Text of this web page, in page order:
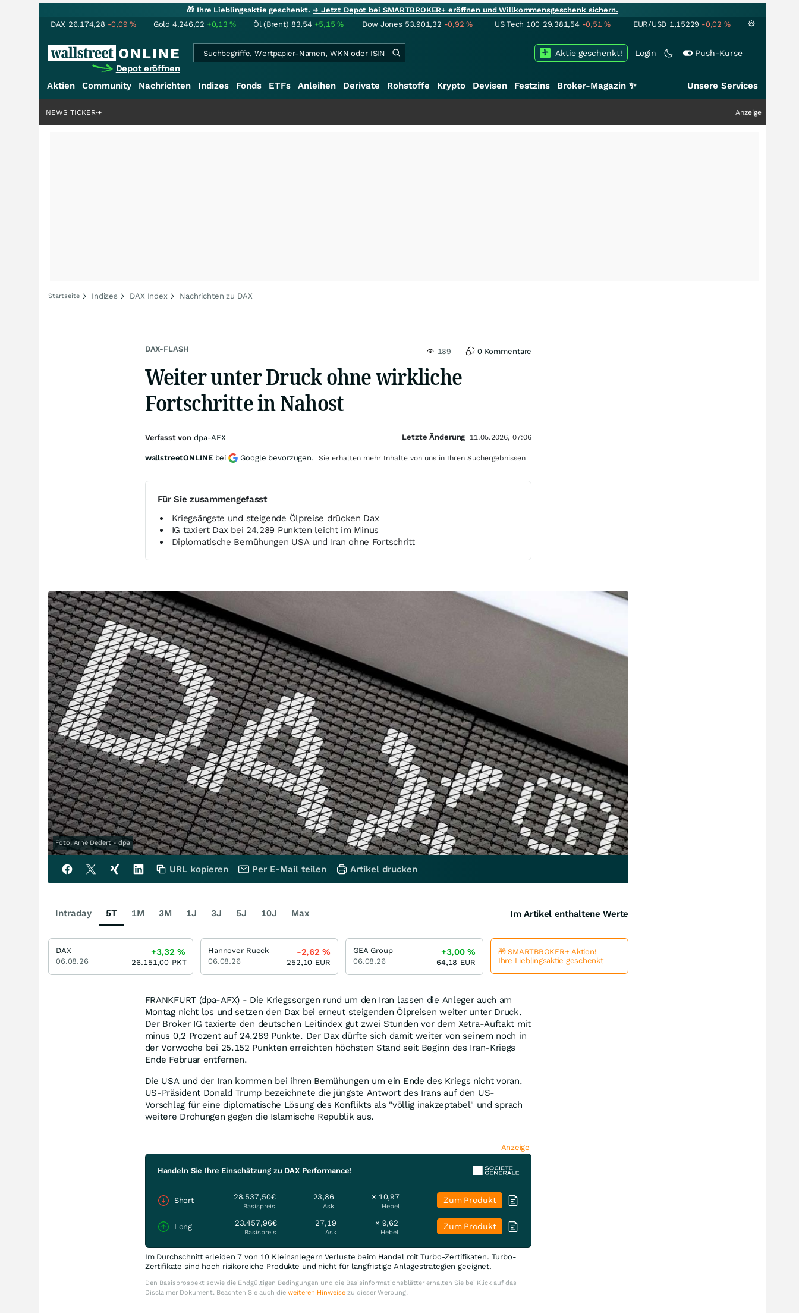
🎁 Ihre Lieblingsaktie geschenkt.→ Jetzt Depot bei SMARTBROKER+ eröffnen und Willkommensgeschenk sichern.
DAX 26.174,28 -0,09% Gold 4.246,02 +0,13% Öl (Brent) 83,54 +5,15% Dow Jones 53.901,32 -0,92% US Tech 100 29.381,54 -0,51% EUR/USD 1,15229 -0,02 %
Depot eröffnen
Login Push-Kurse
Aktie geschenkt!
Aktien Community Nachrichten Indizes Fonds ETFs Anleihen Derivate Rohstoffe Krypto Devisen Festzins Broker-Magazin ✨ Unsere Services
+++ Anzeige
NEWS TICKER
Startseite Indizes DAX Index Nachrichten zu DAX
DAX-FLASH 189 0 Kommentare
Weiter unter Druck ohne wirkliche
Fortschritte in Nahost
Für Sie zusammengefasst
Kriegsängste und steigende Ölpreise drücken Dax
IG taxiert Dax bei 24.289 Punkten leicht im Minus
Diplomatische Bemühungen USA und Iran ohne Fortschritt
Foto: Arne Dedert - dpa
FRANKFURT (dpa-AFX) - Die Kriegssorgen rund um den Iran lassen die Anleger auch am
Montag nicht los und setzen den Dax bei erneut steigenden Ölpreisen weiter unter Druck.
Der Broker IG taxierte den deutschen Leitindex gut zwei Stunden vor dem Xetra-Auftakt mit
minus 0,2 Prozent auf 24.289 Punkte. Der Dax dürfte sich damit weiter von seinem noch in
der Vorwoche bei 25.152 Punkten erreichten höchsten Stand seit Beginn des Iran-Kriegs
Ende Februar entfernen.
Die USA und der Iran kommen bei ihren Bemühungen um ein Ende des Kriegs nicht voran.
US-Präsident Donald Trump bezeichnete die jüngste Antwort des Irans auf den US-
Vorschlag für eine diplomatische Lösung des Konflikts als "völlig inakzeptabel" und sprach
weitere Drohungen gegen die Islamische Republik aus.
Anzeige
Handeln Sie Ihre Einschätzung zu DAX Performance!
Short 28.537,50€
Basispreis
23,86
Ask
× 10,97
Hebel
Zum Produkt
Long 23.457,96€
Basispreis
27,19
Ask
× 9,62
Hebel
Zum Produkt
Im Durchschnitt erleiden 7 von 10 Kleinanlegern Verluste beim Handel mit Turbo-Zertifikaten. Turbo-
Zertifikate sind hoch risikoreiche Produkte und nicht für langfristige Anlagestrategien geeignet.
Den Basisprospekt sowie die Endgültigen Bedingungen und die Basisinformationsblätter erhalten Sie bei Klick auf das
Disclaimer Dokument. Beachten Sie auch die weiteren Hinweisezu dieser Werbung.
Verfasst von dpa-AFX Letzte Änderung 11.05.2026, 07:06
wallstreetONLINE bei Google bevorzugen. Sie erhalten mehr Inhalte von uns in Ihren Suchergebnissen
URL kopieren Per E-Mail teilen Artikel drucken
Intraday 5T 1M 3M 1J 3J 5J 10J Max Im Artikel enthaltene Werte
DAX
06.08.26
+3,32%
26.151,00 PKT
Hannover Rueck
06.08.26
-2,62%
252,10 EUR
GEA Group
06.08.26
+3,00%
64,18 EUR
🎁 SMARTBROKER+ Aktion!
Ihre Lieblingsaktie geschenkt